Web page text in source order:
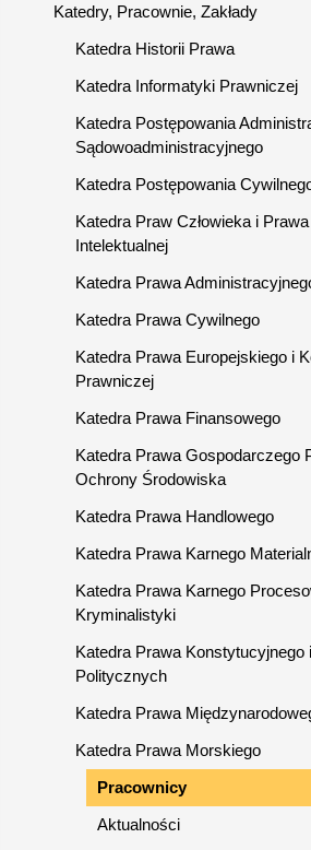
Katedry, Pracownie, Zakłady
Katedra Historii Prawa
Katedra Informatyki Prawniczej
Katedra Postępowania
Sądowoadministracyjnego
Katedra Postępowania
Katedra Praw Człowieka i
Intelektualnej
Katedra Prawa
Katedra Prawa Cywilnego
Katedra Prawa Europejskiego i
Prawniczej
Katedra Prawa Finansowego
Katedra Prawa Gospodarczego
Ochrony Środowiska
Katedra Prawa Handlowego
Katedra Prawa Karnego
Katedra Prawa Karnego
Kryminalistyki
Katedra Prawa Konstytucyjnego
Politycznych
Katedra Prawa
Katedra Prawa Morskiego
Pracownicy
Aktualności